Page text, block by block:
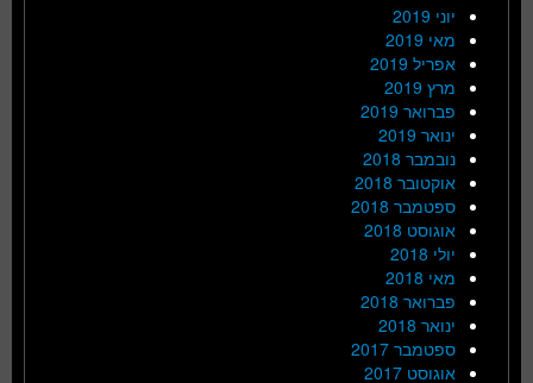
יוני 2019
מאי 2019
אפריל 2019
מרץ 2019
פברואר 2019
ינואר 2019
נובמבר 2018
אוקטובר 2018
ספטמבר 2018
אוגוסט 2018
יולי 2018
מאי 2018
פברואר 2018
ינואר 2018
ספטמבר 2017
אוגוסט 2017